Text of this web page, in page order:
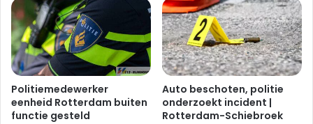
Politiemedewerker
eenheid Rotterdam buiten
functie gesteld
Auto beschoten, politie
onderzoekt incident |
Rotterdam-Schiebroek